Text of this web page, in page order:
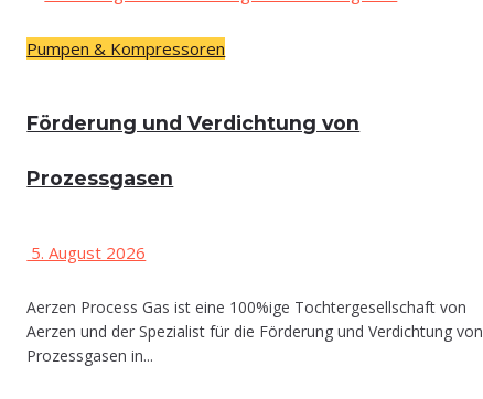
Pumpen & Kompressoren
För­de­rung und Ver­dich­tung von
Prozessgasen
5. August 2026
Aerzen Process Gas ist eine 100%ige Tochtergesellschaft von
Aerzen und der Spezialist für die Förderung und Verdichtung von
Prozessgasen in...